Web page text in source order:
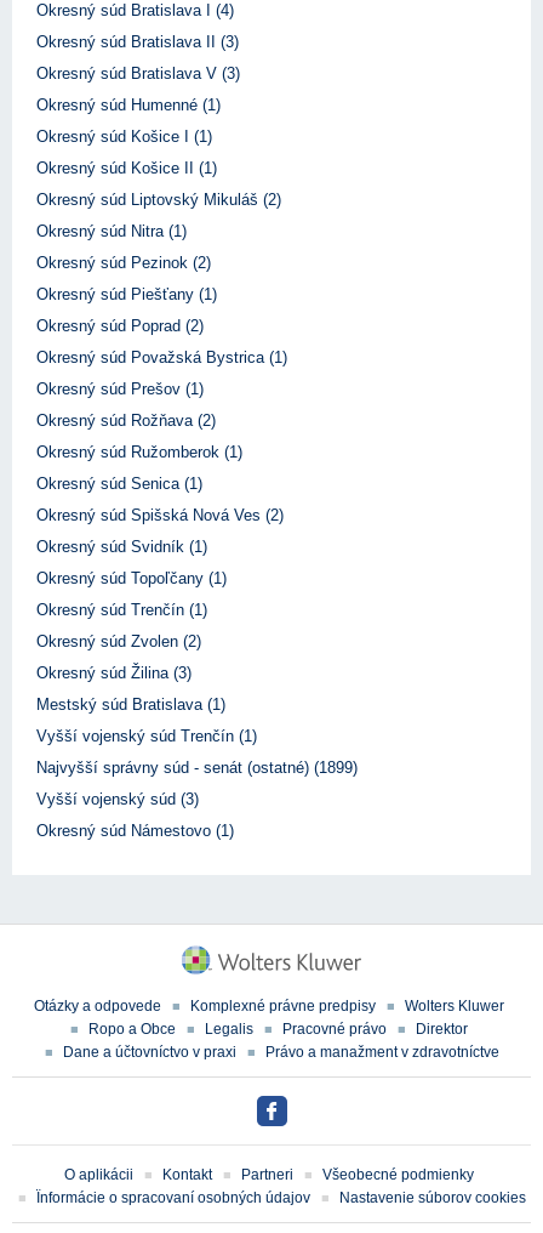
Okresný súd Bratislava I (4)
Okresný súd Bratislava II (3)
Okresný súd Bratislava V (3)
Okresný súd Humenné (1)
Okresný súd Košice I (1)
Okresný súd Košice II (1)
Okresný súd Liptovský Mikuláš (2)
Okresný súd Nitra (1)
Okresný súd Pezinok (2)
Okresný súd Piešťany (1)
Okresný súd Poprad (2)
Okresný súd Považská Bystrica (1)
Okresný súd Prešov (1)
Okresný súd Rožňava (2)
Okresný súd Ružomberok (1)
Okresný súd Senica (1)
Okresný súd Spišská Nová Ves (2)
Okresný súd Svidník (1)
Okresný súd Topoľčany (1)
Okresný súd Trenčín (1)
Okresný súd Zvolen (2)
Okresný súd Žilina (3)
Mestský súd Bratislava (1)
Vyšší vojenský súd Trenčín (1)
Najvyšší správny súd - senát (ostatné) (1899)
Vyšší vojenský súd (3)
Okresný súd Námestovo (1)
Otázky a odpovede Komplexné právne predpisy
Wolters Kluwer
Ropo a Obce
Legalis Pracovné právo
Direktor
Dane a účtovníctvo v praxi
Právo a manažment v zdravotníctve
O aplikácii Kontakt Partneri
Všeobecné podmienky
Ïnformácie o spracovaní osobných údajov
Nastavenie súborov cookies